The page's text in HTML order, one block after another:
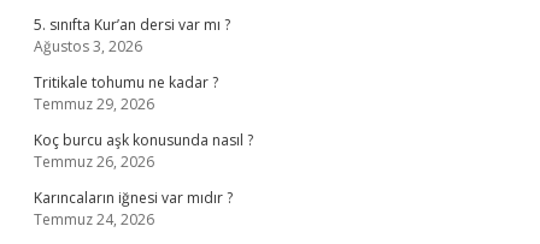
5. sınıfta Kur’an dersi var mı ?
Ağustos 3, 2026
Tritikale tohumu ne kadar ?
Temmuz 29, 2026
Koç burcu aşk konusunda nasıl ?
Temmuz 26, 2026
Karıncaların iğnesi var mıdır ?
Temmuz 24, 2026